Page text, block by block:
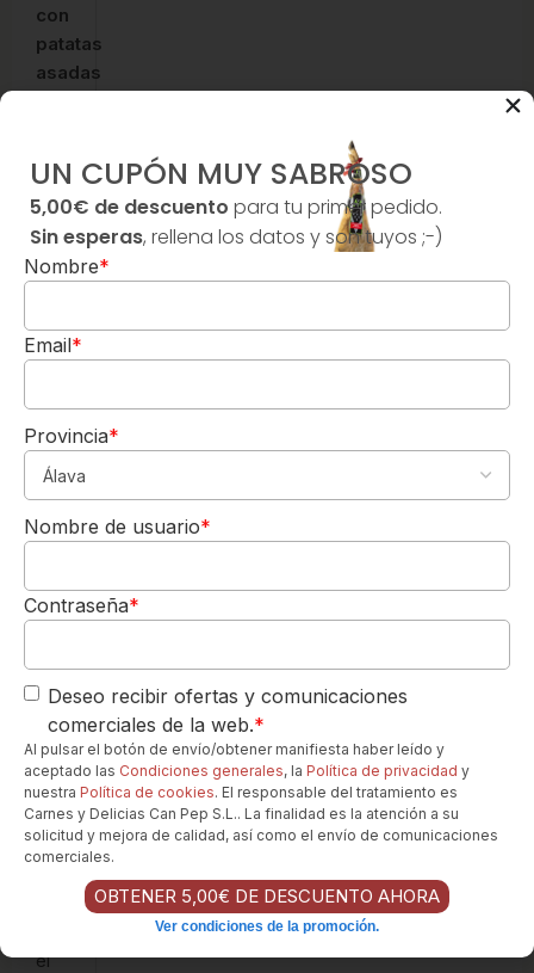
con
patatas
asadas
Hornea
unas
patatas
en
dados
romero
y
Sirve
el
chuletón
recién
hecho
las
patatas
guarnición.
Chuletón
en
salsa
de
vino
tinto:
Después
el
5,00€
DE REGALO
Para tu 1º pedido
Los quiero-->
UN CUPÓN MUY SABROSO
5,00€ de descuento para tu primer pedido.
Sin esperas, rellena los datos y son tuyos ;-)
Nombre*
Email*
Provincia*
Nombre de usuario*
Contraseña*
Deseo recibir ofertas y comunicaciones
comerciales de la web.*
Al pulsar el botón de envío/obtener manifiesta haber leído y
aceptado las Condiciones generales, la Política de privacidad y
nuestra Política de cookies. El responsable del tratamiento es
Carnes y Delicias Can Pep S.L.. La finalidad es la atención a su
solicitud y mejora de calidad, así como el envío de comunicaciones
comerciales.
OBTENER 5,00€ DE DESCUENTO AHORA
Ver condiciones de la promoción.